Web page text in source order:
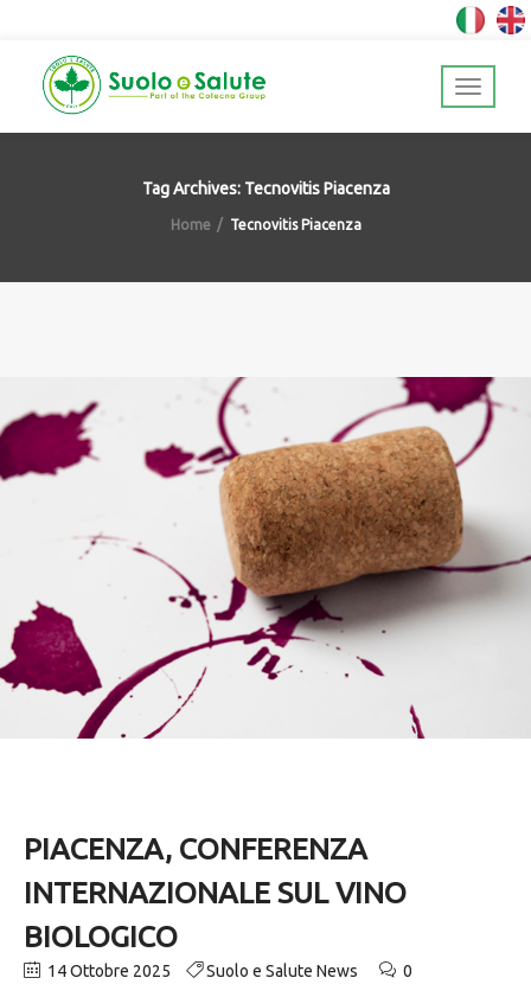
Tag Archives: Tecnovitis Piacenza
Home Tecnovitis Piacenza
PIACENZA, CONFERENZA
INTERNAZIONALE SUL VINO
BIOLOGICO
14 Ottobre 2025 Suolo e Salute News 0